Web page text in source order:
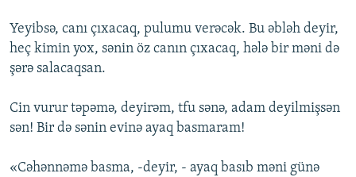
Yeyibsə, canı çıxacaq, pulumu verəcək. Bu əbləh deyir,
heç kimin yox, sənin öz canın çıxacaq, hələ bir məni də
şərə salacaqsan.
Cin vurur təpəmə, deyirəm, tfu sənə, adam deyilmişsən
sən! Bir də sənin evinə ayaq basmaram!
«Cəhənnəmə basma, -deyir, - ayaq basıb məni günə